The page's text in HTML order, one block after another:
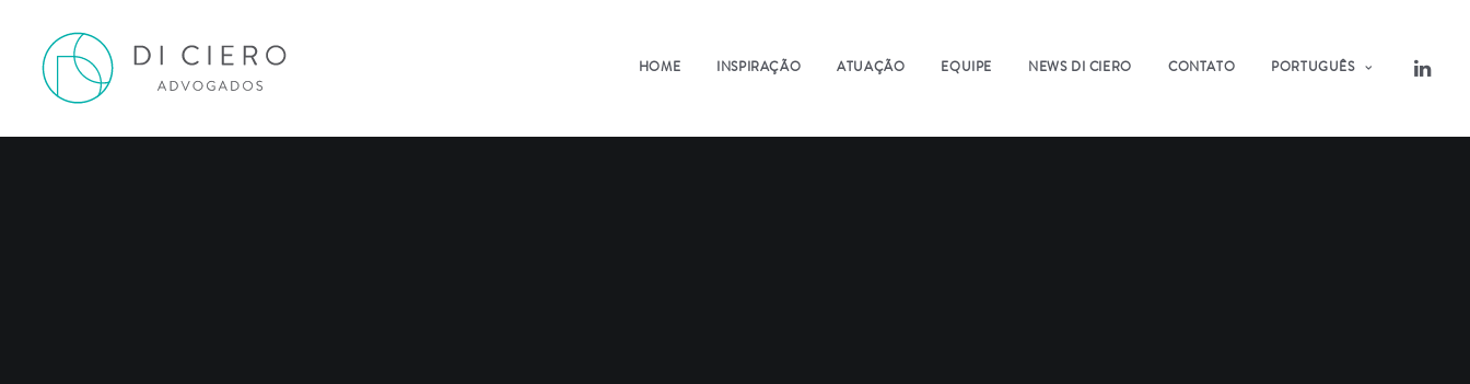
HOME INSPIRAÇÃO ATUAÇÃO EQUIPE NEWS DI CIERO CONTATO PORTUGUÊS